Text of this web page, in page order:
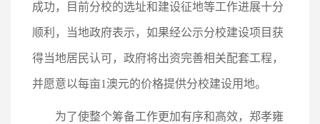
成功，目前分校的选址和建设征地等工作进展十分
顺利，当地政府表示，如果经公示分校建设项目获
得当地居民认可，政府将出资完善相关配套工程，
并愿意以每亩1澳元的价格提供分校建设用地。
为了使整个筹备工作更加有序和高效，郑孝雍